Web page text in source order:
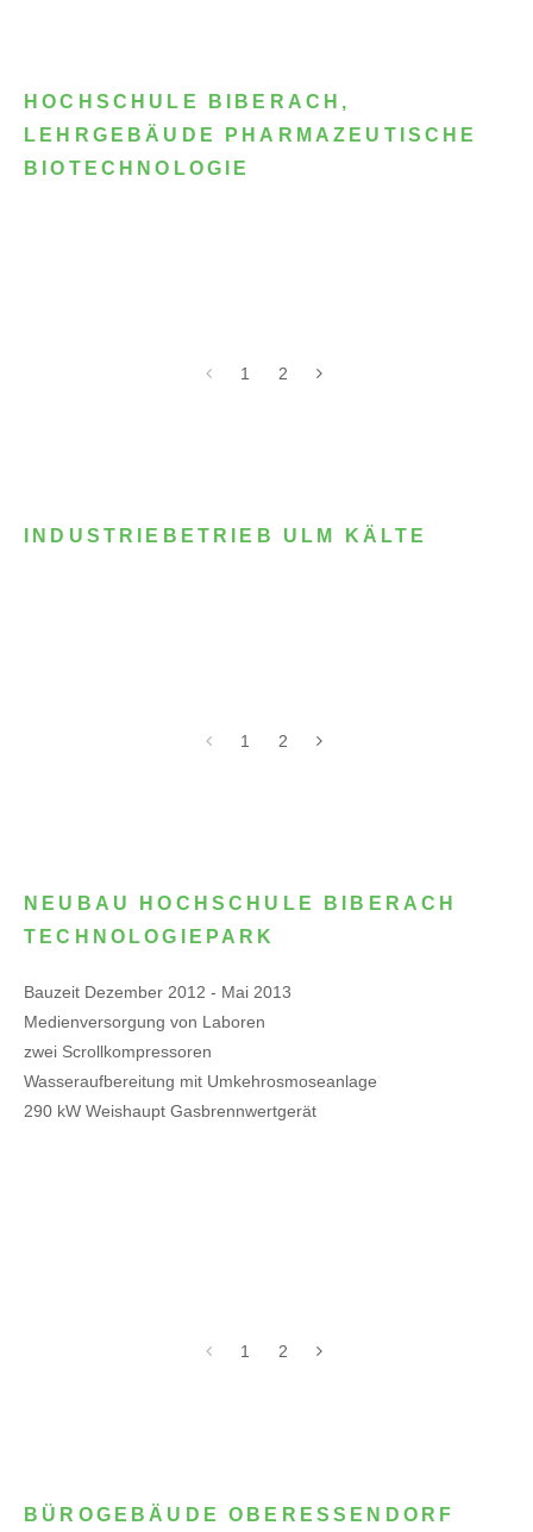
HOCHSCHULE BIBERACH,
LEHRGEBÄUDE PHARMAZEUTISCHE
BIOTECHNOLOGIE
1 2
INDUSTRIEBETRIEB ULM KÄLTE
1 2
NEUBAU HOCHSCHULE BIBERACH
TECHNOLOGIEPARK
Bauzeit Dezember 2012 - Mai 2013
Medienversorgung von Laboren
zwei Scrollkompressoren
Wasseraufbereitung mit Umkehrosmoseanlage
290 kW Weishaupt Gasbrennwertgerät
1 2
BÜROGEBÄUDE OBERESSENDORF